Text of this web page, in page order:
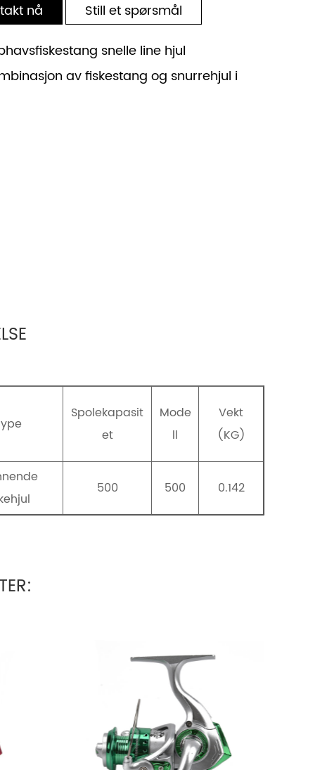
nå
Still et spørsmål
snelle line hjul
av fiskestang og snurrehjul i
Spolekapasit
et
Mode
ll
Vekt
(KG)
500 500 0.142